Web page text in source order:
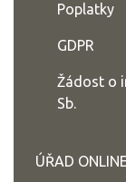
Poplatky
GDPR
Žádost o
Sb.
ÚŘAD ONLINE